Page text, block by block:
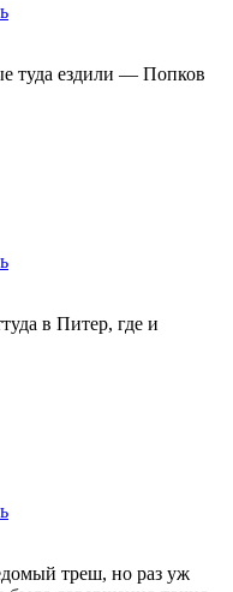
туда ездили — Попков
в Питер, где и
треш, но раз уж